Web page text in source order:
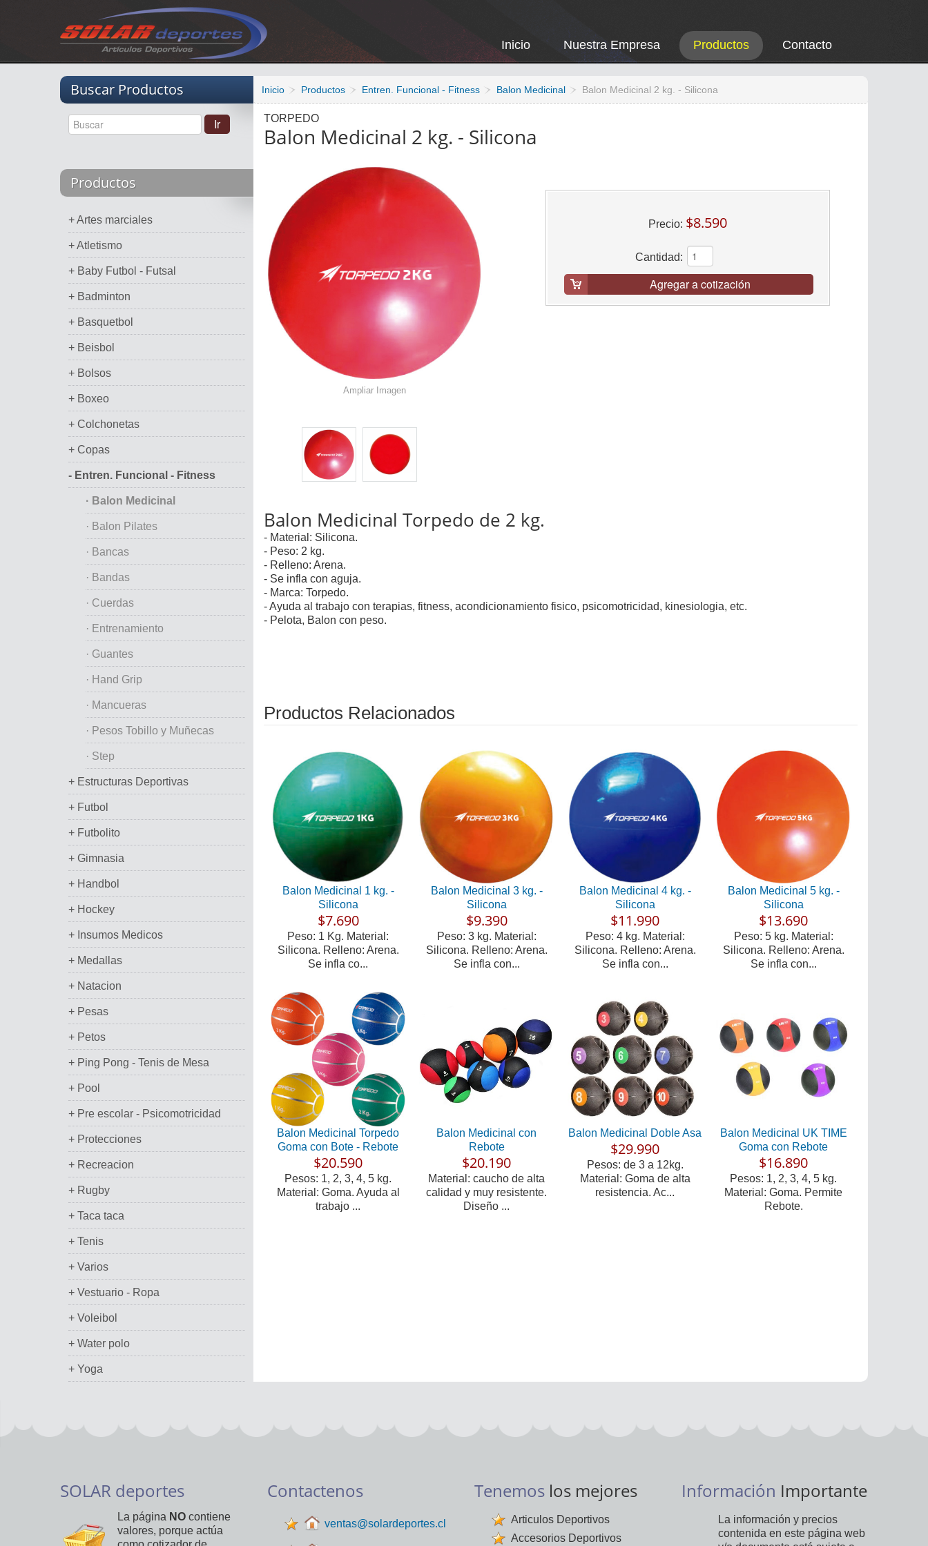
Inicio Nuestra Empresa Productos Contacto
Buscar Productos
Productos
+ Artes marciales
+ Atletismo
+ Baby Futbol - Futsal
+ Badminton
+ Basquetbol
+ Beisbol
+ Bolsos
+ Boxeo
+ Colchonetas
+ Copas
- Entren. Funcional - Fitness
· Balon Medicinal
· Balon Pilates
· Bancas
· Bandas
· Cuerdas
· Entrenamiento
· Guantes
· Hand Grip
· Mancueras
· Pesos Tobillo y Muñecas
· Step
+ Estructuras Deportivas
+ Futbol
+ Futbolito
+ Gimnasia
+ Handbol
+ Hockey
+ Insumos Medicos
+ Medallas
+ Natacion
+ Pesas
+ Petos
+ Ping Pong - Tenis de Mesa
+ Pool
+ Pre escolar - Psicomotricidad
+ Protecciones
+ Recreacion
+ Rugby
+ Taca taca
+ Tenis
+ Varios
+ Vestuario - Ropa
+ Voleibol
+ Water polo
+ Yoga
Inicio Productos Entren. Funcional - Fitness Balon Medicinal Balon Medicinal 2 kg. - Silicona
TORPEDO
Balon Medicinal 2 kg. - Silicona
Precio: $8.590
Cantidad:
Agregar a cotización
Ampliar Imagen
Balon Medicinal Torpedo de 2 kg.
- Material: Silicona.
- Peso: 2 kg.
- Relleno: Arena.
- Se infla con aguja.
- Marca: Torpedo.
- Ayuda al trabajo con terapias, fitness, acondicionamiento fisico, psicomotricidad, kinesiologia, etc.
- Pelota, Balon con peso.
Productos Relacionados
Balon Medicinal 1 kg. -
Silicona
$7.690
Peso: 1 Kg. Material:
Silicona. Relleno: Arena.
Se infla co...
Balon Medicinal 3 kg. -
Silicona
$9.390
Peso: 3 kg. Material:
Silicona. Relleno: Arena.
Se infla con...
Balon Medicinal 4 kg. -
Silicona
$11.990
Peso: 4 kg. Material:
Silicona. Relleno: Arena.
Se infla con...
Balon Medicinal 5 kg. -
Silicona
$13.690
Peso: 5 kg. Material:
Silicona. Relleno: Arena.
Se infla con...
Balon Medicinal Torpedo
Goma con Bote - Rebote
$20.590
Pesos: 1, 2, 3, 4, 5 kg.
Material: Goma. Ayuda al
trabajo ...
Balon Medicinal con
Rebote
$20.190
Material: caucho de alta
calidad y muy resistente.
Diseño ...
Balon Medicinal Doble Asa
$29.990
Pesos: de 3 a 12kg.
Material: Goma de alta
resistencia. Ac...
Balon Medicinal UK TIME
Goma con Rebote
$16.890
Pesos: 1, 2, 3, 4, 5 kg.
Material: Goma. Permite
Rebote.
SOLAR deportes
La página NO contiene
valores, porque actúa
Contactenos
ventas@solardeportes.cl
Tenemos los mejores
Articulos Deportivos
Accesorios Deportivos
Información Importante
La información y precios
contenida en este página web